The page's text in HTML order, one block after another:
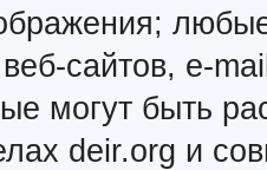
сайтов, e-
могут быть
deir.org и